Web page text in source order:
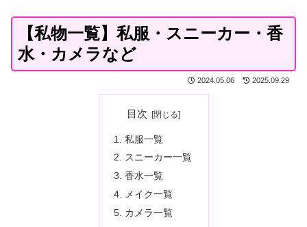
【私物一覧】私服・スニーカー・香
水・カメラなど
2024.05.06 2025.09.29
目次
私服一覧
スニーカー一覧
香水一覧
メイク一覧
カメラ一覧